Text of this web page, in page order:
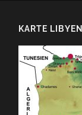
KARTE LIBYEN